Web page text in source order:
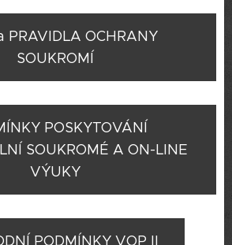
PRAVIDLA OCHRANY
SOUKROMÍ
POSKYTOVÁNÍ
SOUKROMÉ A ON-LINE
VÝUKY
PODMÍNKY VOP II